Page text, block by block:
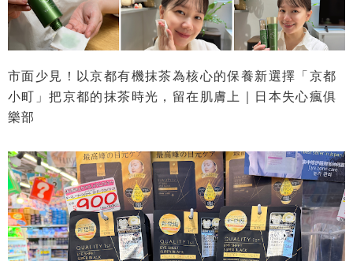
市面少見！以京都有機抹茶為核心的保養新選擇「京都
小町」把京都的抹茶時光，留在肌膚上｜日本失心瘋俱
樂部